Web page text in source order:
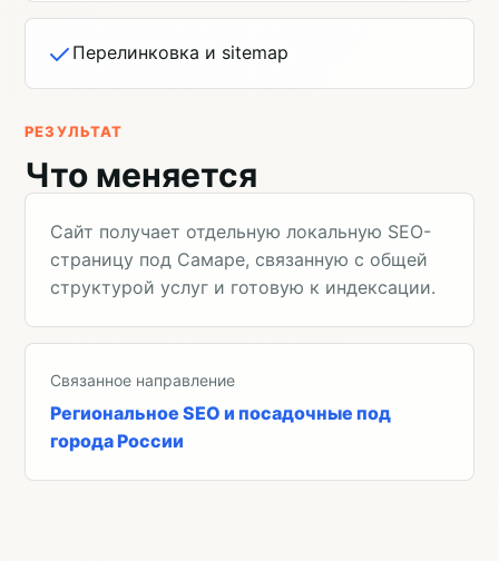
Перелинковка и sitemap
РЕЗУЛЬТАТ
Что меняется
Сайт получает отдельную локальную SEO-
страницу под Самаре, связанную с общей
структурой услуг и готовую к индексации.
Связанное направление
Региональное SEO и посадочные под
города России